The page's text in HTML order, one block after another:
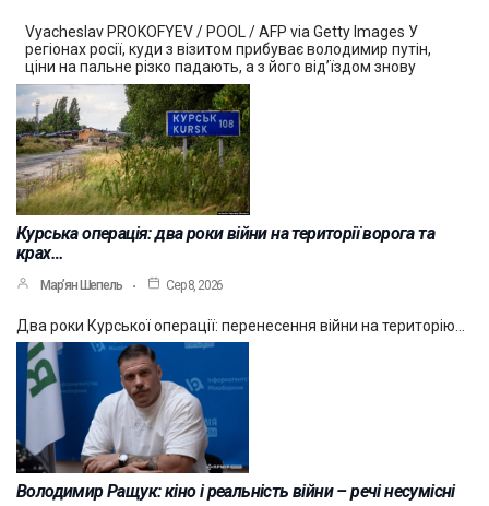
Vyacheslav PROKOFYEV / POOL / AFP via Getty Images У
регіонах росії, куди з візитом прибуває володимир путін,
ціни на пальне різко падають, а з його від’їздом знову
Курська операція: два роки війни на території ворога та
крах…
Мар’ян Шепель Сер 8, 2026
Два роки Курської операції: перенесення війни на територію…
Володимир Ращук: кіно і реальність війни – речі несумісні